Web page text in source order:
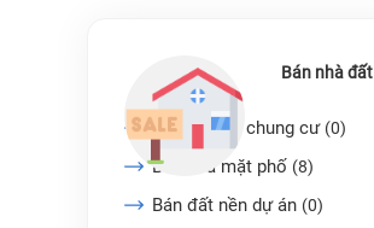
Bán nhà đất
Bán căn hộ chung cư (0)
Bán nhà mặt phố (8)
Bán đất nền dự án (0)